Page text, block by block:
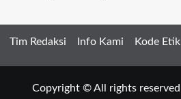
Tim Redaksi Info Kami Kode Etik
Copyright © All rights reserved